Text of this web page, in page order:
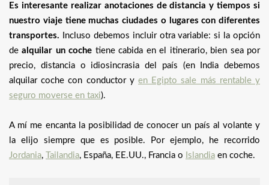
Es interesante realizar anotaciones de distancia y tiempos si
nuestro viaje tiene muchas ciudades o lugares con diferentes
transportes. Incluso debemos incluir otra variable: si la opción
dealquilar un coche tiene cabida en el itinerario, bien sea por
precio, distancia o idiosincrasia del país (en India debemos
alquilar coche con conductor y en Egipto sale más rentable y
seguro moverse en taxi).
A mí me encanta la posibilidad de conocer un país al volante y
la elijo siempre que es posible. Por ejemplo, he recorrido
Jordania, Tailandia, España, EE.UU., Francia o Islandia en coche.